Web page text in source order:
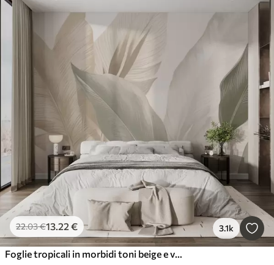
22.03€13.22 € 3.1k
Foglie tropicali in morbidi toni beige e verdi, con un effetto acquerello e delicate transizioni di colore